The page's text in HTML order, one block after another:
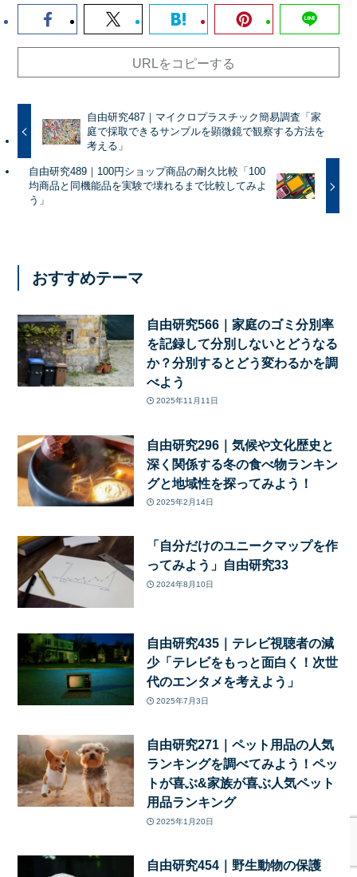
URLをコピーする
自由研究487｜マイクロプラスチック簡易調査「家
庭で採取できるサンプルを顕微鏡で観察する方法を
考える」
自由研究489｜100円ショップ商品の耐久比較「100
均商品と同機能品を実験で壊れるまで比較してみよ
う」
おすすめテーマ
自由研究566｜家庭のゴミ分別率
を記録して分別しないとどうなる
か？分別するとどう変わるかを調
べよう
2025年11月11日
自由研究296｜気候や文化歴史と
深く関係する冬の食べ物ランキン
グと地域性を探ってみよう！
2025年2月14日
「自分だけのユニークマップを作
ってみよう」自由研究33
2024年8月10日
自由研究435｜テレビ視聴者の減
少「テレビをもっと面白く！次世
代のエンタメを考えよう」
2025年7月3日
自由研究271｜ペット用品の人気
ランキングを調べてみよう！ペッ
トが喜ぶ&家族が喜ぶ人気ペット
用品ランキング
2025年1月20日
自由研究454｜野生動物の保護